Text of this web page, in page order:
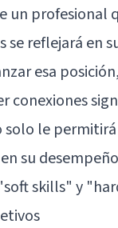
un profesional
se reflejará en
esa
le
su
skills" y